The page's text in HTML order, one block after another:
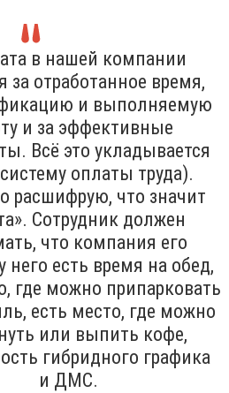
в нашей компании
за отработанное время,
и выполняемую
и за эффективные
Всё это укладывается
оплаты труда).
расшифрую, что значит
Сотрудник должен
что компания его
него есть время на обед,
где можно припарковать
есть место, где можно
или выпить кофе,
гибридного графика
и ДМС.